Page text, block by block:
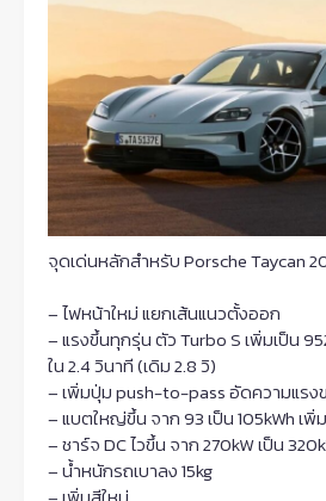
จุดเด่นหลักสำหรับ Porsche Taycan
– ไฟหน้าใหม่ แยกเส้นแนวตั้งออก
– แรงขึ้นทุกรุ่น ตัว Turbo S เพิ่มเป็น
ใน 2.4 วินาที (เดิม 2.8 วิ)
– เพิ่มปุ่ม push-to-pass อัดความแรง
– แบตใหญ่ขึ้น จาก 93 เป็น 105kWh เพิ่
– ชาร์จ DC ไวขึ้น จาก 270kW เป็น
– น้ำหนักรถเบาลง 15kg